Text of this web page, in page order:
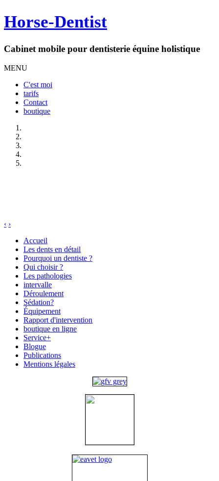
Horse-Dentist
Cabinet mobile pour dentisterie équine holistique
MENU
C'est moi
tarifs
Contact
boutique
‹ ›
Accueil
Les dents en détail
Pourquoi un dentiste ?
Qui choisir ?
Les pathologies
intervalle
Déroulement
Sédation?
Équipement
Rapport d'intervention
boutique en ligne
Service+
Blogue
Publications
Mentions légales